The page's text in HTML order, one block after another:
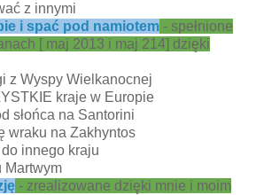
z innymi
i spać pod namiotem - spełnione
[ maj 2013 i maj 214] dzięki
z Wyspy Wielkanocnej
kraje w Europie
słońca na Santorini
wraku na Zakhyntos
innego kraju
Martwym
- zrealizowane dzięki mnie i moim